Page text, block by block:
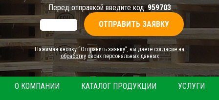
Перед отправкой введите код:959703
Нажимая кнопку “Отправить заявку”, вы даете согласие на
обработкусвоих персональных данных
О КОМПАНИИ КАТАЛОГ ПРОДУКЦИИ УСЛУГИ